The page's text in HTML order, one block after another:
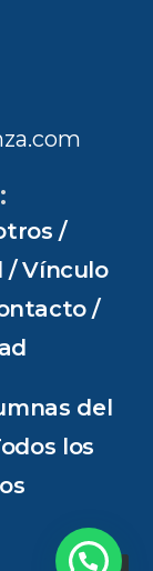
/
/Vínculo
/
del
los